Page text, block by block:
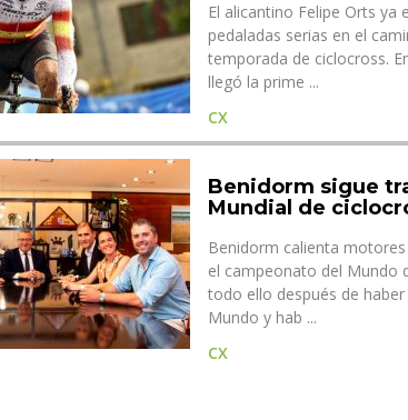
El alicantino Felipe Orts
pedaladas serias en el
temporada de ciclocross.
llegó la prime ...
CX
Benidorm sigue
Mundial de
Benidorm calienta
el campeonato del Mundo
todo ello después de
Mundo y hab ...
CX